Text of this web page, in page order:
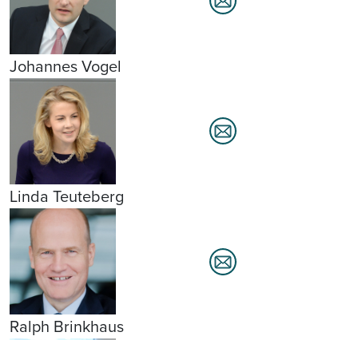
Johannes Vogel
Linda Teuteberg
Ralph Brinkhaus